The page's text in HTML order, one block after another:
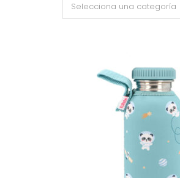
Selecciona una categoría